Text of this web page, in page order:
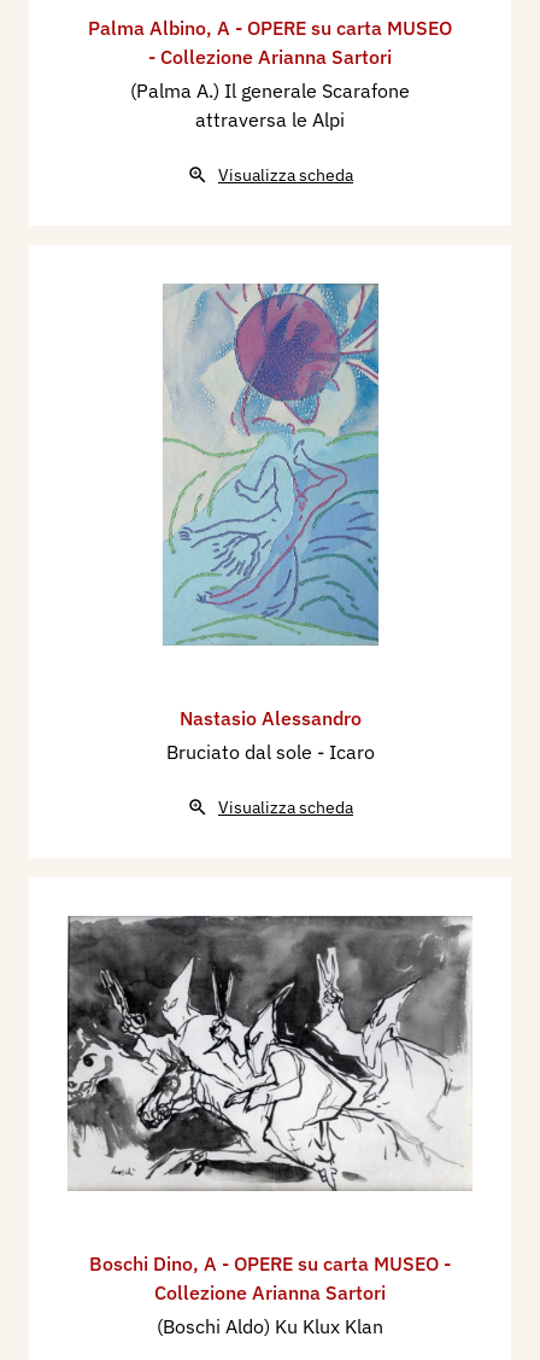
Palma Albino, A - OPERE su carta MUSEO
- Collezione Arianna Sartori
(Palma A.) Il generale Scarafone
attraversa le Alpi
Visualizza scheda
Nastasio Alessandro
Bruciato dal sole - Icaro
Visualizza scheda
Boschi Dino, A - OPERE su carta MUSEO -
Collezione Arianna Sartori
(Boschi Aldo) Ku Klux Klan